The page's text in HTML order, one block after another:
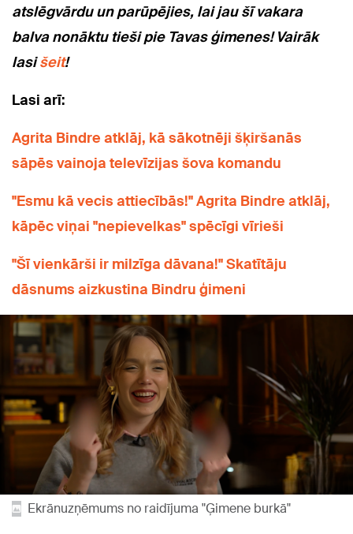
atslēgvārdu un parūpējies, lai jau šī vakara
balva nonāktu tieši pie Tavas ģimenes! Vairāk
lasišeit!
Lasi arī:
Agrita Bindre atklāj, kā sākotnēji šķiršanās
sāpēs vainoja televīzijas šova komandu
"Esmu kā vecis attiecībās!" Agrita Bindre atklāj,
kāpēc viņai "nepievelkas" spēcīgi vīrieši
"Šī vienkārši ir milzīga dāvana!" Skatītāju
dāsnums aizkustina Bindru ģimeni
Ekrānuzņēmums no raidījuma "Ģimene burkā"